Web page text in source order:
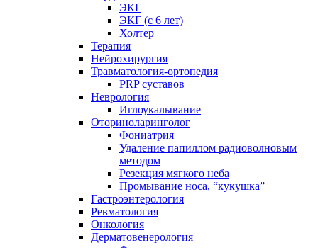
ЭКГ
ЭКГ (с 6 лет)
Холтер
Терапия
Нейрохирургия
Травматология-ортопедия
PRP суставов
Неврология
Иглоукалывание
Оториноларинголог
Фониатрия
Удаление папиллом радиоволновым
методом
Резекция мягкого неба
Промывание носа, “кукушка”
Гастроэнтерология
Ревматология
Онкология
Дерматовенерология